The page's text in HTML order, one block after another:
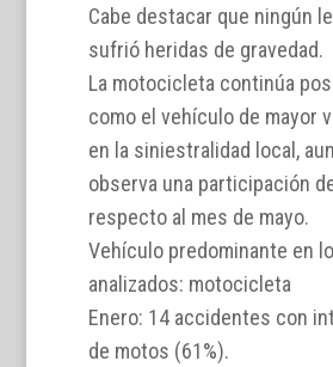
Cabe destacar que ningún
sufrió heridas de gravedad.
La motocicleta continúa
como el vehículo de mayor
en la siniestralidad local,
observa una participación
respecto al mes de mayo.
Vehículo predominante en
analizados: motocicleta
Enero: 14 accidentes con
de motos (61%).